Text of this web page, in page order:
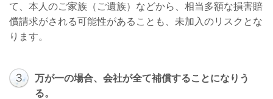
て、本人のご家族（ご遺族）などから、相当多額な損害賠
償請求がされる可能性があることも、未加入のリスクとな
ります。
３
万が一の場合、会社が全て補償することになりう
る。